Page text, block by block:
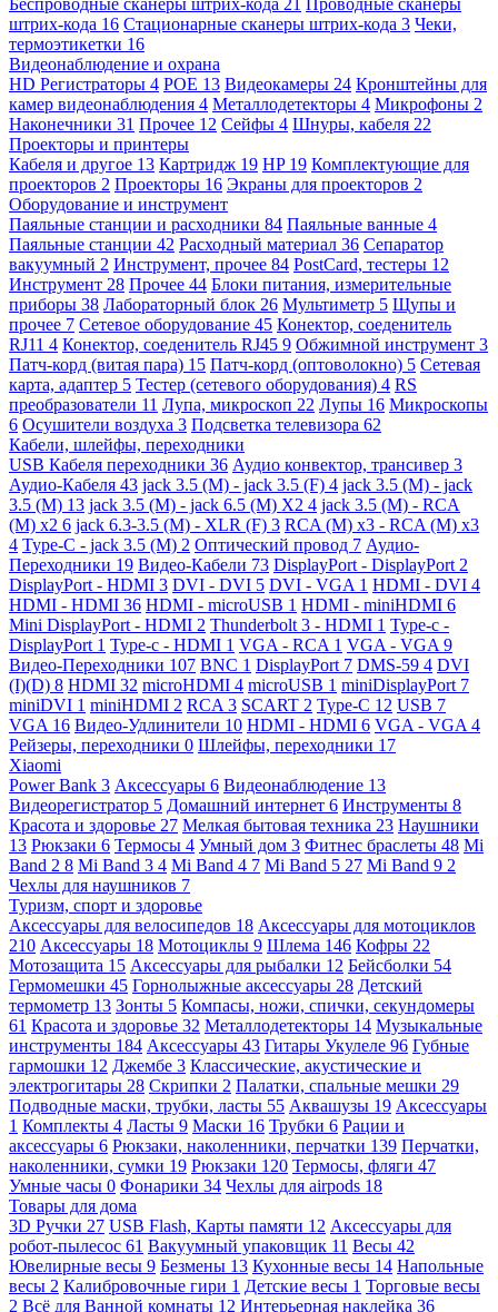
штрих-кода 16 Стационарные сканеры штрих-кода 3 Чеки,
термоэтикетки 16
Видеонаблюдение и охрана
HD Регистраторы 4 POE 13 Видеокамеры 24 Кронштейны для
камер видеонаблюдения 4 Металлодетекторы 4 Микрофоны 2
Наконечники 31 Прочее 12 Сейфы 4 Шнуры, кабеля 22
Проекторы и принтеры
Кабеля и другое 13 Картридж 19 HP 19 Комплектующие для
проекторов 2 Проекторы 16 Экраны для проекторов 2
Оборудование и инструмент
Паяльные станции и расходники 84 Паяльные ванные 4
Паяльные станции 42 Расходный материал 36 Сепаратор
вакуумный 2 Инструмент, прочее 84 PostCard, тестеры 12
Инструмент 28 Прочее 44 Блоки питания, измерительные
приборы 38 Лабораторный блок 26 Мультиметр 5 Щупы и
прочее 7 Сетевое оборудование 45 Конектор, соеденитель
RJ11 4 Конектор, соеденитель RJ45 9 Обжимной инструмент 3
Патч-корд (витая пара) 15 Патч-корд (оптоволокно) 5 Сетевая
карта, адаптер 5 Тестер (сетевого оборудования) 4 RS
преобразователи 11 Лупа, микроскоп 22 Лупы 16 Микроскопы
6 Осушители воздуха 3 Подсветка телевизора 62
Кабели, шлейфы, переходники
USB Кабеля переходники 36 Аудио конвектор, трансивер 3
Аудио-Кабеля 43 jack 3.5 (M) - jack 3.5 (F) 4 jack 3.5 (M) - jack
3.5 (M) 13 jack 3.5 (M) - jack 6.5 (M) X2 4 jack 3.5 (M) - RCA
(M) x2 6 jack 6.3-3.5 (M) - XLR (F) 3 RCA (M) x3 - RCA (M) x3
4 Type-C - jack 3.5 (M) 2 Оптический провод 7 Аудио-
Переходники 19 Видео-Кабели 73 DisplayPort - DisplayPort 2
DisplayPort - HDMI 3 DVI - DVI 5 DVI - VGA 1 HDMI - DVI 4
HDMI - HDMI 36 HDMI - microUSB 1 HDMI - miniHDMI 6
Mini DisplayPort - HDMI 2 Thunderbolt 3 - HDMI 1 Type-c -
DisplayPort 1 Type-c - HDMI 1 VGA - RCA 1 VGA - VGA 9
Видео-Переходники 107 BNC 1 DisplayPort 7 DMS-59 4 DVI
(I)(D) 8 HDMI 32 microHDMI 4 microUSB 1 miniDisplayPort 7
miniDVI 1 miniHDMI 2 RCA 3 SCART 2 Type-C 12 USB 7
VGA 16 Видео-Удлинители 10 HDMI - HDMI 6 VGA - VGA 4
Рейзеры, переходники 0 Шлейфы, переходники 17
Xiaomi
Power Bank 3 Аксессуары 6 Видеонаблюдение 13
Видеорегистратор 5 Домашний интернет 6 Инструменты 8
Красота и здоровье 27 Мелкая бытовая техника 23 Наушники
13 Рюкзаки 6 Термосы 4 Умный дом 3 Фитнес браслеты 48 Mi
Band 2 8 Mi Band 3 4 Mi Band 4 7 Mi Band 5 27 Mi Band 9 2
Чехлы для наушников 7
Туризм, спорт и здоровье
Аксессуары для велосипедов 18 Аксессуары для мотоциклов
210 Аксессуары 18 Мотоциклы 9 Шлема 146 Кофры 22
Мотозащита 15 Аксессуары для рыбалки 12 Бейсболки 54
Гермомешки 45 Горнолыжные аксессуары 28 Детский
термометр 13 Зонты 5 Компасы, ножи, спички, секундомеры
61 Красота и здоровье 32 Металлодетекторы 14 Музыкальные
инструменты 184 Аксессуары 43 Гитары Укулеле 96 Губные
гармошки 12 Джембе 3 Классические, акустические и
электрогитары 28 Скрипки 2 Палатки, спальные мешки 29
Подводные маски, трубки, ласты 55 Аквашузы 19 Аксессуары
1 Комплекты 4 Ласты 9 Маски 16 Трубки 6 Рации и
аксессуары 6 Рюкзаки, наколенники, перчатки 139 Перчатки,
наколенники, сумки 19 Рюкзаки 120 Термосы, фляги 47
Умные часы 0 Фонарики 34 Чехлы для airpods 18
Товары для дома
3D Ручки 27 USB Flash, Карты памяти 12 Аксессуары для
робот-пылесос 61 Вакуумный упаковщик 11 Весы 42
Ювелирные весы 9 Безмены 13 Кухонные весы 14 Напольные
весы 2 Калибровочные гири 1 Детские весы 1 Торговые весы
2 Всё для Ванной комнаты 12 Интерьерная наклейка 36